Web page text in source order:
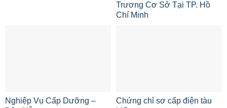
Trương Cơ Sở Tại TP. Hồ
Chí Minh
Nghiệp Vụ Cấp Dưỡng –
Chứng chỉ sơ cấp điện tàu